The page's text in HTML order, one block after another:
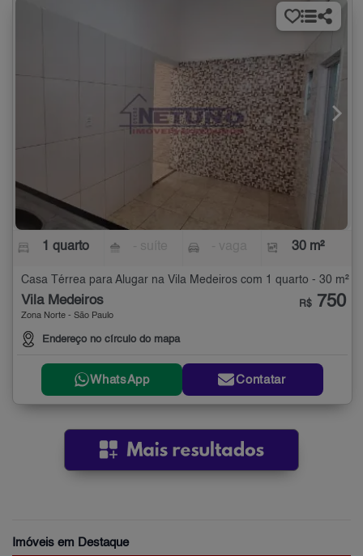
1 quarto 30 m²
Casa Térrea para Alugar na Vila Medeiros com 1 quarto - 30 m²
Vila Medeiros
Zona Norte - São Paulo
Endereço no círculo do mapa
R$ 750
WhatsApp Contatar
Imóveis em Destaque